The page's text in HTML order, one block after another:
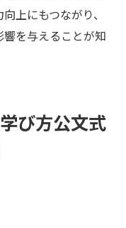
上にもつながり、
を与えることが知
び方公文式